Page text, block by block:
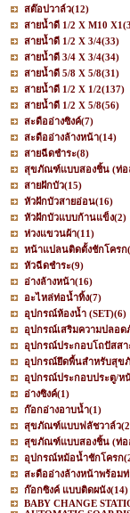
สต๊อปวาล์ว(12)
สายน้ำดี 1/2 X M10 X1
สายน้ำดี 1/2 X 3/4(33)
สายน้ำดี 3/4 X 3/4(34)
สายน้ำดี 5/8 X 5/8(31)
สายน้ำดี 1/2 X 1/2(137)
สายน้ำดี 1/2 X 5/8(56)
สะดืออ่างซิงค์(7)
สะดืออ่างล้างหน้า(14)
สายฉีดชำระ(8)
สุขภัณฑ์แบบสองชิ้น (ท่อ
สายฝักบัว(15)
หัวฝักบัวสายอ่อน(16)
หัวฝักบัวแบบก้านแข็ง(2)
ห่วงแขวนผ้า(11)
หน้าแปลนติดตั้งชักโครก
หัวฉีดชำระ(9)
อ่างล้างหน้า(16)
อะไหล่ท่อน้ำทิ้ง(7)
อุปกรณ์ห้องน้ำ (SET)(6)
อุปกรณ์เสริมความปลอด
อุปกรณ์ประกอบโถปัสสา
อุปกรณ์ยึดพื้นสำหรับสุ
อุปกรณ์ประกอบประตู/ห
อ่างซิงค์(1)
ก๊อกอ่างอาบน้ำ(1)
สุขภัณฑ์แบบฟลัชวาล์ว
สุขภัณฑ์แบบสองชิ้น (ท่อ
อุปกรณ์หม้อน้ำชักโครก
สะดืออ่างล้างหน้าพร้อม
ก๊อกซิงค์ แบบติดผนัง(14)
BABY CHANGE